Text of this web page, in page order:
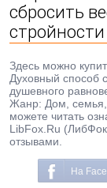
сбросить
Здесь можно
Духовный способ
душевного
Жанр: Дом, семья,
можете читать
LibFox.Ru
отзывами.
На